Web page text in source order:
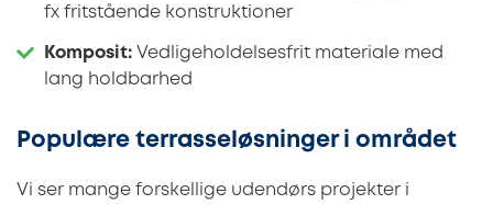
fx fritstående konstruktioner
Komposit: Vedligeholdelsesfrit materiale med
lang holdbarhed
Populære terrasseløsninger i området
Vi ser mange forskellige udendørs projekter i